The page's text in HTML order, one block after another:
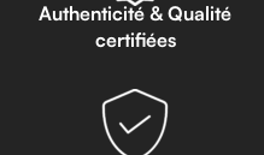
Authenticité & Qualité
certifiées